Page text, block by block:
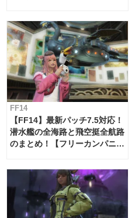
FF14
【FF14】最新パッチ7.5対応！
潜水艦の全海路と飛空挺全航路
のまとめ！【フリーカンパニ